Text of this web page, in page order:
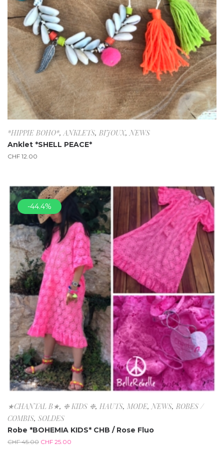
*HIPPIE BOHO*,ANKLETS, BIJOUX,NEWS
Anklet *SHELL PEACE*
CHF 12.00
-44.4%
★CHANTAL B★, ❉ KIDS ❉, HAUTS, MODE,NEWS, ROBES /
COMBIS, SOLDES
Robe *BOHEMIA KIDS* CHB / Rose Fluo
CHF45.00 CHF 25.00